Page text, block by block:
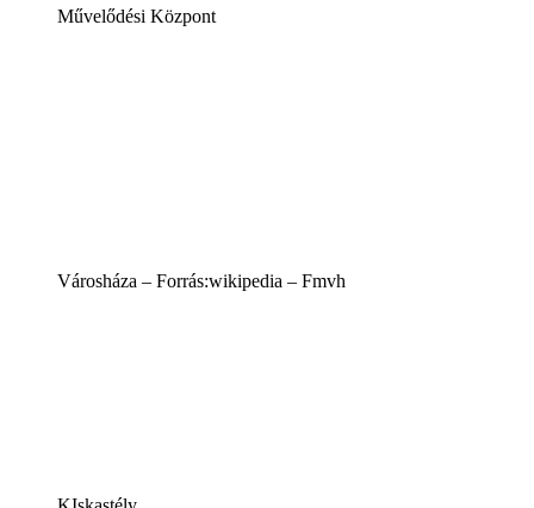
Művelődési Központ
Városháza – Forrás:wikipedia – Fmvh